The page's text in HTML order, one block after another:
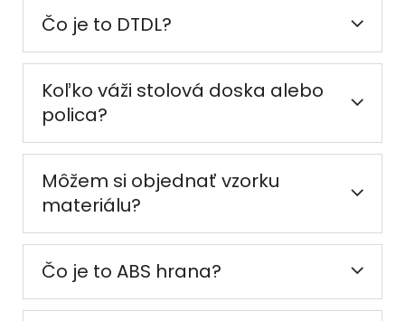
Čo je to DTDL?
Koľko váži stolová doska alebo
polica?
Môžem si objednať vzorku
materiálu?
Čo je to ABS hrana?